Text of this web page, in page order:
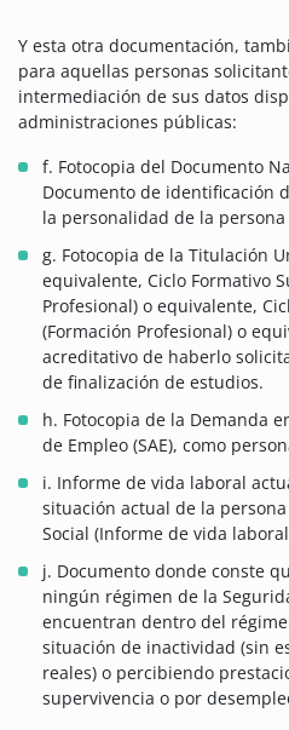
Y esta otra documentación,
para aquellas personas
intermediación de sus datos
administraciones públicas:
f. Fotocopia del Documento
Documento de identificación
la personalidad de la
g. Fotocopia de la Titulación
equivalente, Ciclo Formativo
Profesional) o equivalente,
(Formación Profesional) o
acreditativo de haberlo
de finalización de estudios.
h. Fotocopia de la Demanda
de Empleo (SAE), como
i. Informe de vida laboral
situación actual de la
Social (Informe de vida
j. Documento donde conste
ningún régimen de la
encuentran dentro del
situación de inactividad (sin
reales) o percibiendo
supervivencia o por